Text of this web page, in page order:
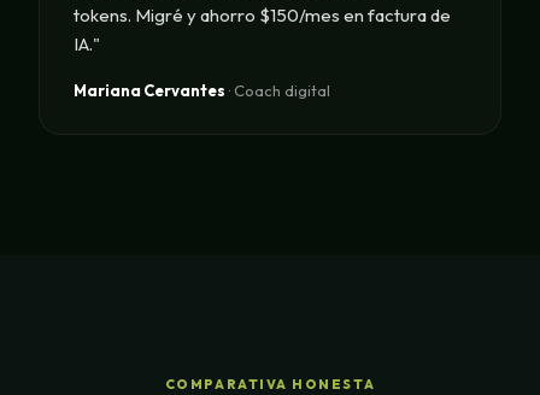
tokens. Migré y ahorro $150/mes en factura de
IA."
Mariana Cervantes · Coach digital
COMPARATIVA HONESTA